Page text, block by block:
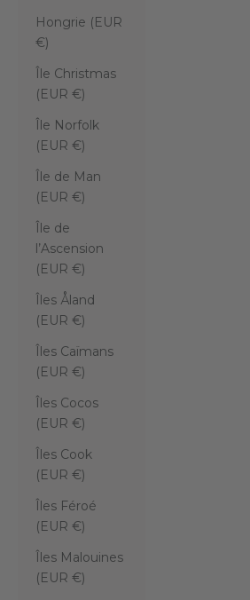
Hongrie (EUR
€)
Île Christmas
(EUR €)
Île Norfolk
(EUR €)
Île de Man
(EUR €)
Île de
l’Ascension
(EUR €)
Îles Åland
(EUR €)
Îles Caïmans
(EUR €)
Îles Cocos
(EUR €)
Îles Cook
(EUR €)
Îles Féroé
(EUR €)
Îles Malouines
(EUR €)